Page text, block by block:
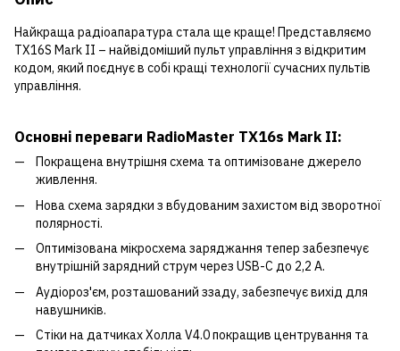
Найкраща радіоапаратура стала ще краще! Представляємо
TX16S Mark II – найвідоміший пульт управління з відкритим
кодом, який поєднує в собі кращі технології сучасних пультів
управління.
Основні переваги RadioMaster TX16s Mark II:
Покращена внутрішня схема та оптимізоване джерело
живлення.
Нова схема зарядки з вбудованим захистом від зворотної
полярності.
Оптимізована мікросхема заряджання тепер забезпечує
внутрішній зарядний струм через USB-C до 2,2 А.
Аудіороз'єм, розташований ззаду, забезпечує вихід для
навушників.
Стіки на датчиках Холла V4.0 покращив центрування та